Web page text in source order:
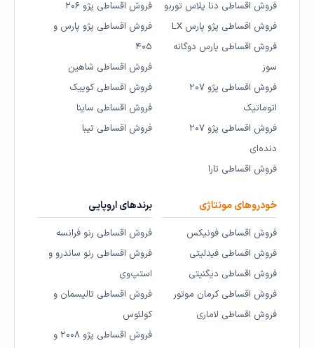
فروش اقساطی دنا پلاس توربو
فروش اقساطی پژو پارس LX
فروش اقساطی پارس دوگانه
سوز
فروش اقساطی پژو ۲۰۷
اتوماتیک
فروش اقساطی پژو ۲۰۷
دنده‌ای
فروش اقساطی تارا
فروش اقساطی پژو ۲۰۶
فروش اقساطی پژو پارس و
۴۰۵
فروش اقساطی شاهین
فروش اقساطی کوییک
فروش اقساطی ساینا
فروش اقساطی تیبا
خودروهای مونتاژی
فروش اقساطی فونیکس
فروش اقساطی فیدلیتی
فروش اقساطی دیگنیتی
فروش اقساطی کرمان موتور
فروش اقساطی لاماری
برندهای اروپایی
فروش اقساطی رنو فرانسه
فروش اقساطی رنو ساندرو و
استپ‌وی
فروش اقساطی تالیسمان و
کولئوس
فروش اقساطی پژو ۲۰۰۸ و